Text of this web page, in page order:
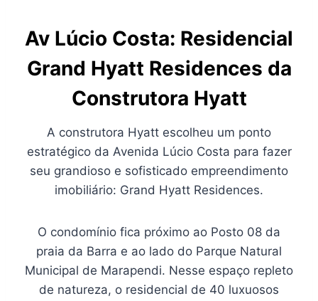
Av Lúcio Costa: Residencial
Grand Hyatt Residences da
Construtora Hyatt
A construtora Hyatt escolheu um ponto
estratégico da Avenida Lúcio Costa para fazer
seu grandioso e sofisticado empreendimento
imobiliário: Grand Hyatt Residences.
O condomínio fica próximo ao Posto 08 da
praia da Barra e ao lado do Parque Natural
Municipal de Marapendi. Nesse espaço repleto
de natureza, o residencial de 40 luxuosos